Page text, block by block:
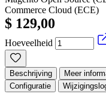
Commerce Cloud (ECE)
$ 129,00
Hoeveelheid
Beschrijving Meer
Configuratie